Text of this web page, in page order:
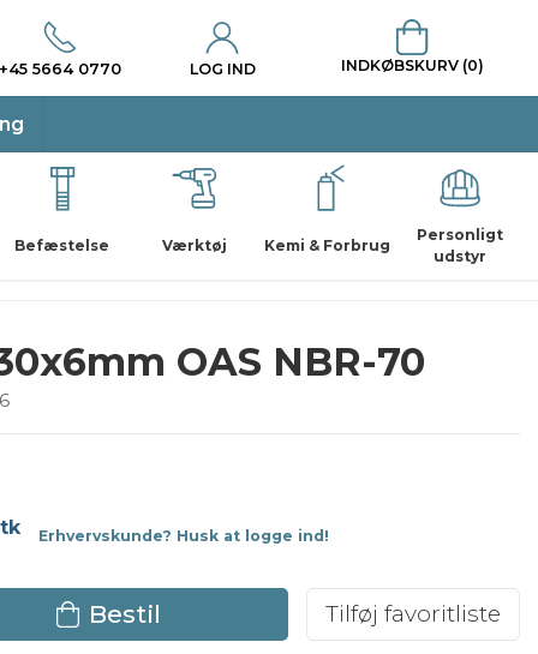
+45 5664 0770 LOG IND INDKØBSKURV (0)
Befæstelse Værktøj Kemi & Forbrug
Personligt
udstyr
OAS NBR-70
Erhvervskunde? Husk at logge ind!
Bestil Tilføj favoritliste